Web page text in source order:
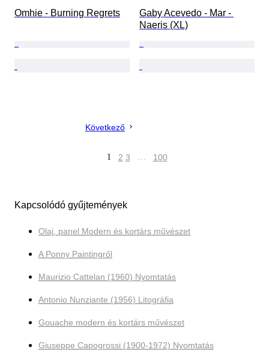
Omhie - Burning Regrets
Gaby Acevedo - Mar -
Naeris (XL)
Következő
1 2 3 … 100
Kapcsolódó gyűjtemények
Olaj, panel Modern és kortárs művészet
A Ponny Paintingről
Maurizio Cattelan (1960) Nyomtatás
Antonio Nunziante (1956) Litográfia
Gouache modern és kortárs művészet
Giuseppe Capogrossi (1900-1972) Nyomtatás